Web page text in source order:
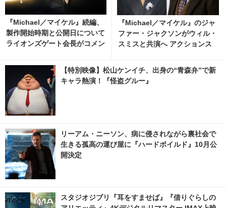
『Michael／マイケル』続編、
製作開始時期と公開日について
ライオンズゲート会長がコメン
acafe.net
『Michael／マイケル』のジャ
ファー・ジャクソンがウィル・
スミスと共演へ アクションス
【特別映像】松山ケンイチ、出身の“青森弁”で新
キャラ熱演！『怪盗グルー』
リーアム・ニーソン、病に侵されながら裏社会で
生きる孤高の運び屋に『ハードボイルド』10月公
開決定
スタジオジブリ『耳をすませば』『借りぐらしの